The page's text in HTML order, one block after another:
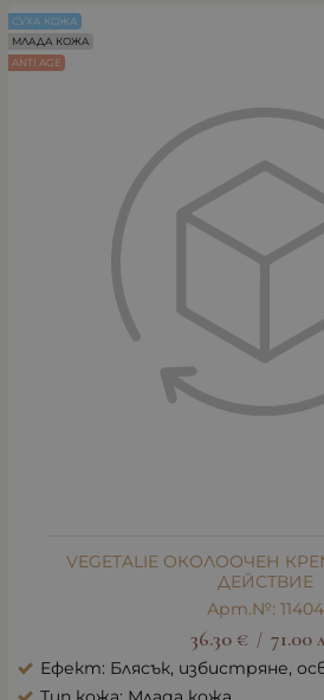
VEGETALIE OКОЛООЧЕН
ДЕЙСТВИЕ
Арт.№: 11404
36.30 € / 71.00
Ефект: Блясък, избистряне,
СУХА КОЖА
МЛАДА КОЖА
ANTI AGE